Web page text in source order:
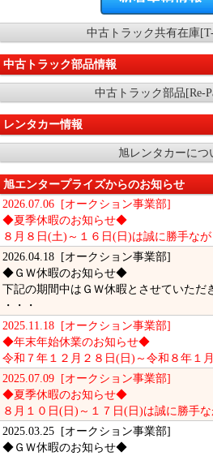
中古トラック共有在庫
中古トラック部品情報
中古トラック部品[Re-
レンタカー情報
旭レンタカーにつ
旭エンタープライズからのお知らせ
2026.07.06 [オークション事業部]
◆夏季休暇のお知らせ◆
８月８日(土)～１６日(日)は誠に勝手なが
2026.04.18 [オークション事業部]
◆ＧＷ休暇のお知らせ◆
下記の期間中はＧＷ休暇とさせていただ
・・・
2025.11.18 [オークション事業部]
◆年末年始休業のお知らせ◆
令和７年１２月２８日(日)～令和８年１
2025.07.09 [オークション事業部]
◆夏季休暇のお知らせ◆
８月１０日(日)～１７日(日)は誠に勝手な
2025.03.25 [オークション事業部]
◆ＧＷ休暇のお知らせ◆